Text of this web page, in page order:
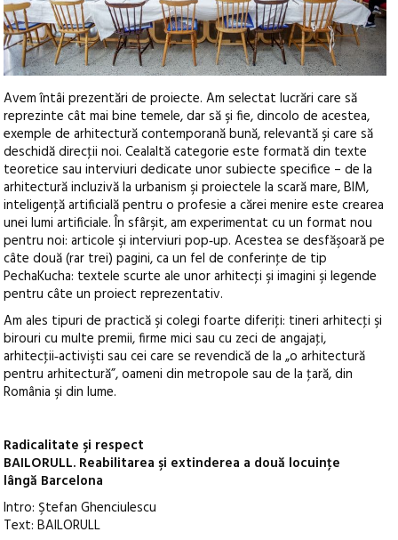
Avem întâi prezentări de proiecte. Am selectat lucrări care să
reprezinte cât mai bine temele, dar să şi fie, dincolo de acestea,
exemple de arhitectură contemporană bună, relevantă şi care să
deschidă direcţii noi. Cealaltă categorie este formată din texte
teoretice sau interviuri dedicate unor subiecte specifice – de la
arhitectură incluzivă la urbanism şi proiectele la scară mare, BIM,
inteligenţă artificială pentru o profesie a cărei menire este crearea
unei lumi artificiale. În sfârşit, am experimentat cu un format nou
pentru noi: articole şi interviuri pop‑up. Acestea se desfăşoară pe
câte două (rar trei) pagini, ca un fel de conferinţe de tip
PechaKucha: textele scurte ale unor arhitecţi şi imagini şi legende
pentru câte un proiect reprezentativ.
Am ales tipuri de practică şi colegi foarte diferiţi: tineri arhitecţi şi
birouri cu multe premii, firme mici sau cu zeci de angajaţi,
arhitecţii‑activişti sau cei care se revendică de la „o arhitectură
pentru arhitectură”, oameni din metropole sau de la ţară, din
România şi din lume.
Radicalitate şi respect
BAILORULL. Reabilitarea şi extinderea a două locuinţe
lângă Barcelona
Intro: Ştefan Ghenciulescu
Text: BAILORULL